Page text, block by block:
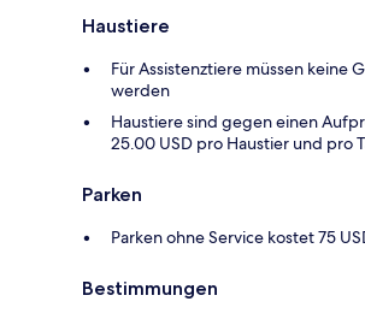
Haustiere
Für Assistenztiere müssen keine
werden
Haustiere sind gegen einen
25.00 USD pro Haustier und pro
Parken
Parken ohne Service kostet 75
Bestimmungen